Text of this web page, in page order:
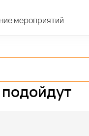
мероприятий